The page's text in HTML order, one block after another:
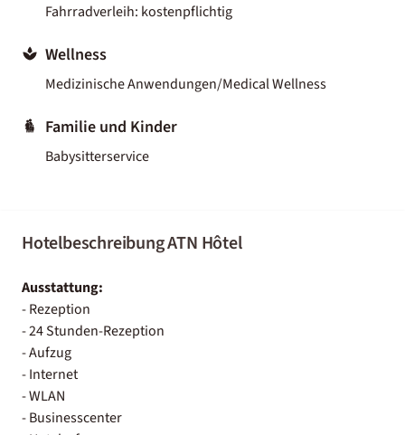
Fahrradverleih: kostenpflichtig
Wellness
Medizinische Anwendungen/Medical Wellness
Familie und Kinder
Babysitterservice
Hotelbeschreibung ATN Hôtel
Ausstattung:
- Rezeption
- 24 Stunden-Rezeption
- Aufzug
- Internet
- WLAN
- Businesscenter